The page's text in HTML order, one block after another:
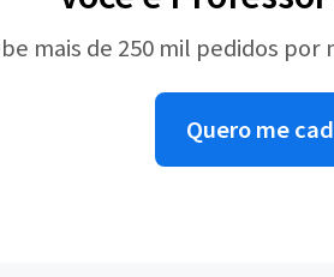
mais de 250 mil pedidos
Quero me